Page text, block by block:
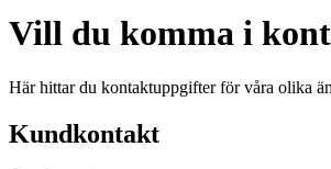
Vill du komma i
Här hittar du kontaktuppgifter för våra olika
Kundkontakt